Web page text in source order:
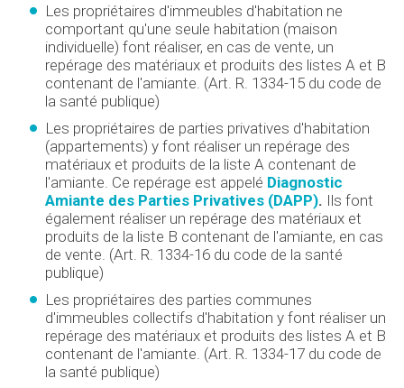
Les propriétaires d'immeubles d'habitation ne
comportant qu'une seule habitation (maison
individuelle) font réaliser, en cas de vente, un
repérage des matériaux et produits des listes A et B
contenant de l'amiante. (Art. R. 1334-15 du code de
la santé publique)
Les propriétaires de parties privatives d'habitation
(appartements) y font réaliser un repérage des
matériaux et produits de la liste A contenant de
l'amiante. Ce repérage est appelé Diagnostic
Amiante des Parties Privatives (DAPP). Ils font
également réaliser un repérage des matériaux et
produits de la liste B contenant de l'amiante, en cas
de vente. (Art. R. 1334-16 du code de la santé
publique)
Les propriétaires des parties communes
d'immeubles collectifs d'habitation y font réaliser un
repérage des matériaux et produits des listes A et B
contenant de l'amiante. (Art. R. 1334-17 du code de
la santé publique)